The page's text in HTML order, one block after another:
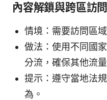
內容解鎖與跨區訪問
情境：需要訪問區
做法：使用不同國
分流，確保其他流
提示：遵守當地法
為。